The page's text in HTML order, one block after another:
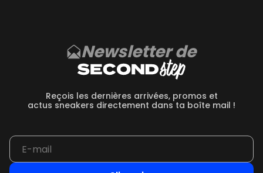
Newsletter de
Reçois les dernières arrivées, promos et
actus sneakers directement dans ta boîte mail !